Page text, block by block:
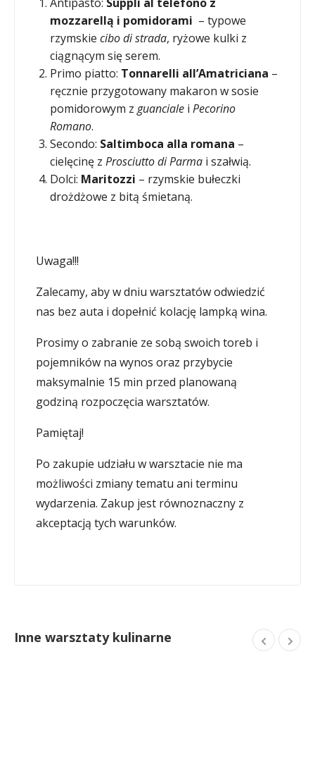
mozzarellą i pomidorami – typowe
rzymskie cibo di strada, ryżowe kulki z
ciągnącym się serem.
Primo piatto: Tonnarelli all’Amatriciana –
ręcznie przygotowany makaron w sosie
pomidorowym z guanciale i Pecorino
Romano.
Secondo: Saltimboca alla romana –
cielęcinę z Prosciutto di Parma i szałwią.
Dolci: Maritozzi – rzymskie bułeczki
drożdżowe z bitą śmietaną.
Uwaga!!!
Zalecamy, aby w dniu warsztatów odwiedzić
nas bez auta i dopełnić kolację lampką wina.
Prosimy o zabranie ze sobą swoich toreb i
pojemników na wynos oraz przybycie
maksymalnie 15 min przed planowaną
godziną rozpoczęcia warsztatów.
Pamiętaj!
Po zakupie udziału w warsztacie nie ma
możliwości zmiany tematu ani terminu
wydarzenia. Zakup jest równoznaczny z
akceptacją tych warunków.
Inne warsztaty kulinarne